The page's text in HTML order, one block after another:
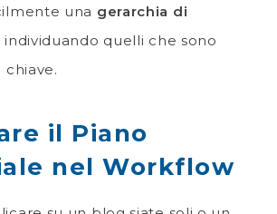
una gerarchia di
individuando quelli che sono
il Piano
nel Workflow